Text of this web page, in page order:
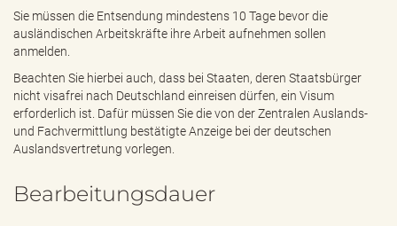
Sie müssen die Entsendung mindestens 10 Tage bevor die
ausländischen Arbeitskräfte ihre Arbeit aufnehmen sollen
anmelden.
Beachten Sie hierbei auch, dass bei Staaten, deren Staatsbürger
nicht visafrei nach Deutschland einreisen dürfen, ein Visum
erforderlich ist. Dafür müssen Sie die von der Zentralen Auslands-
und Fachvermittlung bestätigte Anzeige bei der deutschen
Auslandsvertretung vorlegen.
Bearbeitungsdauer